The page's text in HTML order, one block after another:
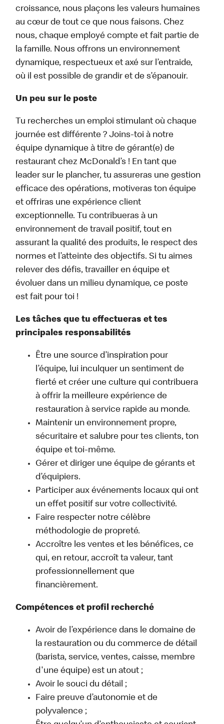
croissance, nous plaçons les valeurs humaines
au cœur de tout ce que nous faisons. Chez
nous, chaque employé compte et fait partie de
la famille. Nous offrons un environnement
dynamique, respectueux et axé sur l’entraide,
où il est possible de grandir et de s’épanouir.
Un peu sur le poste
Tu recherches un emploi stimulant où chaque
journée est différente ? Joins-toi à notre
équipe dynamique à titre de gérant(e) de
restaurant chez McDonald’s ! En tant que
leader sur le plancher, tu assureras une gestion
efficace des opérations, motiveras ton équipe
et offriras une expérience client
exceptionnelle. Tu contribueras à un
environnement de travail positif, tout en
assurant la qualité des produits, le respect des
normes et l’atteinte des objectifs. Si tu aimes
relever des défis, travailler en équipe et
évoluer dans un milieu dynamique, ce poste
est fait pour toi !
Les tâches que tu effectueras et tes
principales responsabilités
Être une source d’inspiration pour
l’équipe, lui inculquer un sentiment de
fierté et créer une culture qui contribuera
à offrir la meilleure expérience de
restauration à service rapide au monde.
Maintenir un environnement propre,
sécuritaire et salubre pour tes clients, ton
équipe et toi-même.
Gérer et diriger une équipe de gérants et
d’équipiers.
Participer aux événements locaux qui ont
un effet positif sur votre collectivité.
Faire respecter notre célèbre
méthodologie de propreté.
Accroître les ventes et les bénéfices, ce
qui, en retour, accroît ta valeur, tant
professionnellement que
financièrement.
Compétences et profil recherché
Avoir de l’expérience dans le domaine de
la restauration ou du commerce de détail
(barista, service, ventes, caisse, membre
d'une équipe) est un atout ;
Avoir le souci du détail ;
Faire preuve d’autonomie et de
polyvalence ;